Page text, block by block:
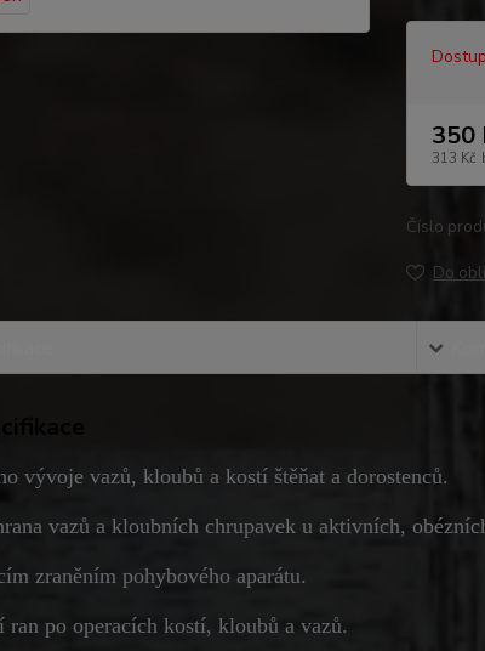
350
313 Kč
Číslo
Do
vývoje vazů, kloubů a kostí štěňat a dorostenců.
vazů a kloubních chrupavek u aktivních,
zraněním pohybového aparátu.
ran po operacích kostí, kloubů a vazů.